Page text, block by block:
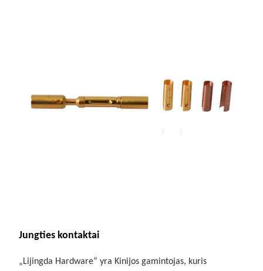
Jungties kontaktai
„Lijingda Hardware“ yra Kinijos gamintojas, kuris